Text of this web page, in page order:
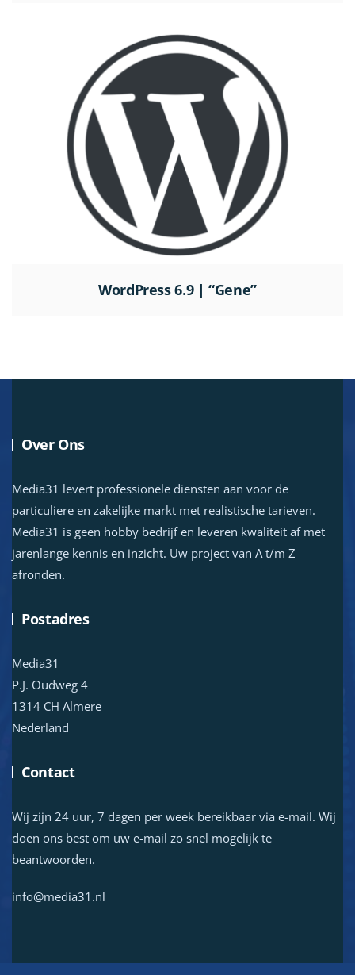
WordPress 6.9 | “Gene”
Over Ons
Media31 levert professionele diensten aan voor de
particuliere en zakelijke markt met realistische tarieven.
Media31 is geen hobby bedrijf en leveren kwaliteit af met
jarenlange kennis en inzicht. Uw project van A t/m Z
afronden.
Postadres
Media31
P.J. Oudweg 4
1314 CH Almere
Nederland
Contact
Wij zijn 24 uur, 7 dagen per week bereikbaar via e-mail. Wij
doen ons best om uw e-mail zo snel mogelijk te
beantwoorden.
info@media31.nl